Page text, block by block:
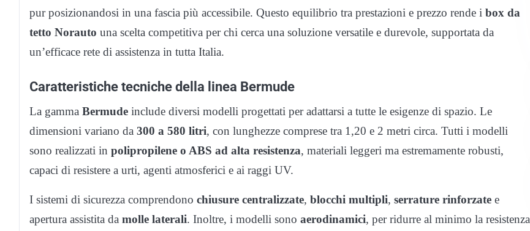
pur posizionandosi in una fascia più accessibile. Questo equilibrio tra prestazioni e prezzo rende i box da
tetto Norauto una scelta competitiva per chi cerca una soluzione versatile e durevole, supportata da
un’efficace rete di assistenza in tutta Italia.
Caratteristiche tecniche della linea Bermude
La gamma Bermude include diversi modelli progettati per adattarsi a tutte le esigenze di spazio. Le
dimensioni variano da 300 a 580 litri, con lunghezze comprese tra 1,20 e 2 metri circa. Tutti i modelli
sono realizzati in polipropilene o ABS ad alta resistenza, materiali leggeri ma estremamente robusti,
capaci di resistere a urti, agenti atmosferici e ai raggi UV.
I sistemi di sicurezza comprendono chiusure centralizzate, blocchi multipli, serrature rinforzate e
apertura assistita da molle laterali. Inoltre, i modelli sono aerodinamici, per ridurre al minimo la resistenza